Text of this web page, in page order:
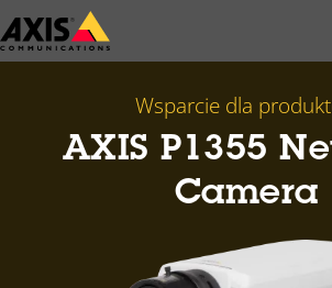
Przejdź
do
Wsparcie dla
AXIS P1355
Camera